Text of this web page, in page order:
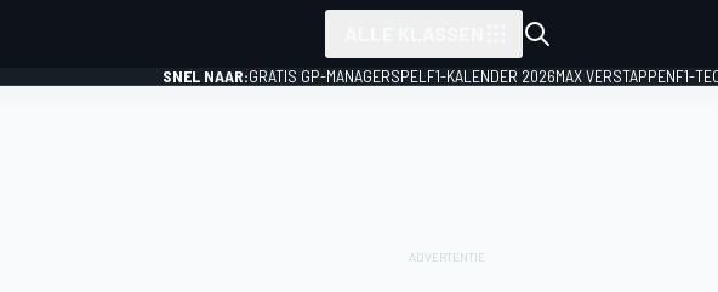
SNEL NAAR:GRATIS GP-MANAGERSPEL F1-KALENDER 2026MAX VERSTAPPENF1-